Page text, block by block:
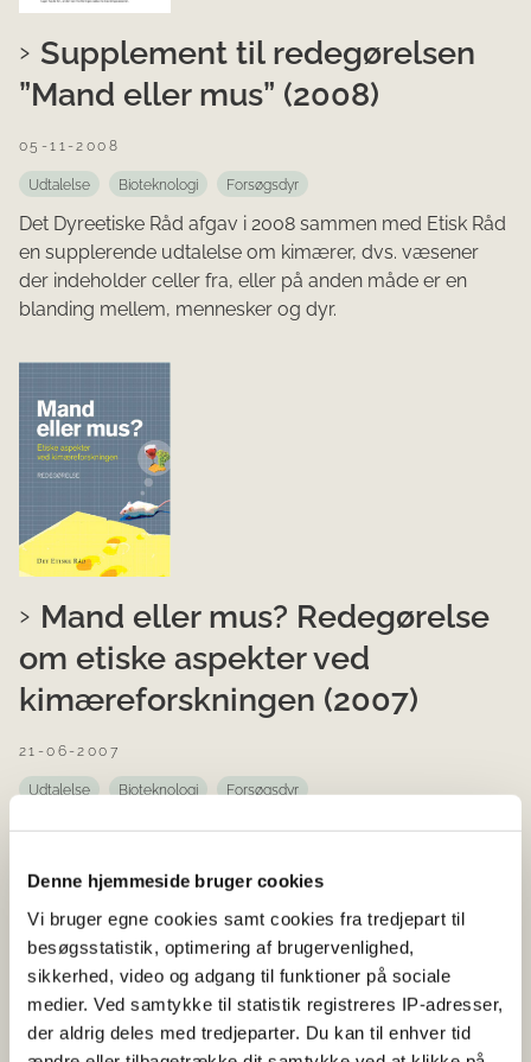
Denne hjemmeside bruger cookies
Vi bruger egne cookies samt cookies fra tredjepart til
besøgsstatistik, optimering af brugervenlighed,
sikkerhed, video og adgang til funktioner på sociale
medier. Ved samtykke til statistik registreres IP-adresser,
der aldrig deles med tredjeparter. Du kan til enhver tid
Supplement til redegørelsen
”Mand eller mus” (2008)
05-11-2008
Udtalelse Bioteknologi Forsøgsdyr
Det Dyreetiske Råd afgav i 2008 sammen med Etisk Råd
en supplerende udtalelse om kimærer, dvs. væsener
der indeholder celler fra, eller på anden måde er en
blanding mellem, mennesker og dyr.
Mand eller mus? Redegørelse
om etiske aspekter ved
kimæreforskningen (2007)
21-06-2007
Udtalelse Bioteknologi Forsøgsdyr
Det Dyreetiske Råd afgav i 2007 sammen med Etisk Råd
celler fra mindst to forskellige individer, fx et menneske
og et dyr.